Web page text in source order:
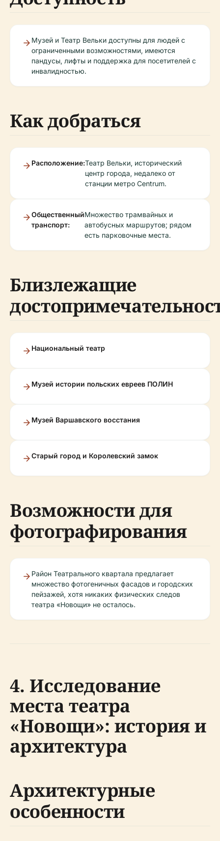
Музей и Театр Вельки доступны для людей с
ограниченными возможностями, имеются
пандусы, лифты и поддержка для посетителей с
инвалидностью.
Как добраться
Расположение:Театр Вельки, исторический
центр города, недалеко от
станции метро Centrum.
Общественный
транспорт:
Множество трамвайных и
автобусных маршрутов; рядом
есть парковочные места.
Близлежащие
Национальный театр
Музей истории польских евреев ПОЛИН
Музей Варшавского восстания
Старый город и Королевский замок
Возможности для
фотографирования
Район Театрального квартала предлагает
множество фотогеничных фасадов и городских
пейзажей, хотя никаких физических следов
театра «Новощи» не осталось.
4. Исследование
места театра
«Новощи»: история и
архитектура
Архитектурные
особенности